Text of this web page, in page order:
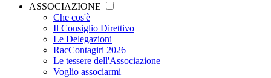
ASSOCIAZIONE
Che cos'è
Il Consiglio Direttivo
Le Delegazioni
RacContagiri 2026
Le tessere dell'Associazione
Voglio associarmi